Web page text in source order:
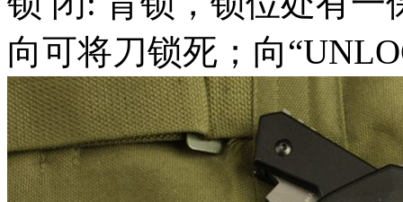
向可将刀锁死；向